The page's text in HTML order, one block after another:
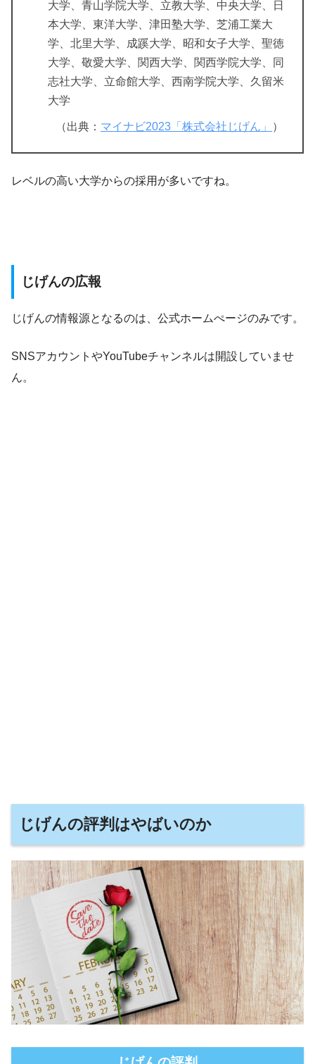
大学、青山学院大学、立教大学、中央大学、日
本大学、東洋大学、津田塾大学、芝浦工業大
学、北里大学、成蹊大学、昭和女子大学、聖徳
大学、敬愛大学、関西大学、関西学院大学、同
志社大学、立命館大学、西南学院大学、久留米
大学
（出典： マイナビ2023「株式会社じげん」 ）
レベルの高い大学からの採用が多いですね。
じげんの広報
じげんの情報源となるのは、公式ホームぺージのみです。
SNSアカウントやYouTubeチャンネルは開設していませ
ん。
じげんの評判はやばいのか